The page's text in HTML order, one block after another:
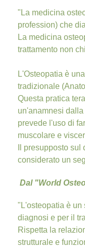
"La medicina
profession) che
La medicina
trattamento non
L'Osteopatia è
tradizionale
Questa pratica
un'anamnesi
prevede l'uso di
muscolare e
Il presupposto
considerato un
Dal "World
"L'osteopatia è un
diagnosi e per il
Rispetta la
strutturale e